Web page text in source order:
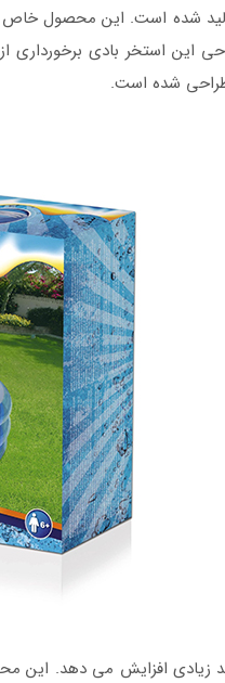
شده است. این محصول خاص و
این استخر بادی
طراحی شده است.
زیادی افزایش می دهد. این